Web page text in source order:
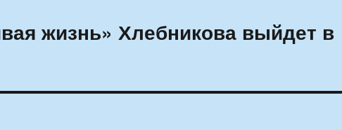
жизнь» Хлебникова выйдет в